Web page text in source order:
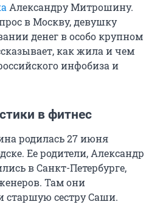
Александру Митрошину.
в Москву, девушку
денег в особо крупном
как жила и чем
инфобиза и
в фитнес
родилась27 июня
Ее родители, Александр
в Санкт-Петербурге,
Там они
старшую сестру Саши.